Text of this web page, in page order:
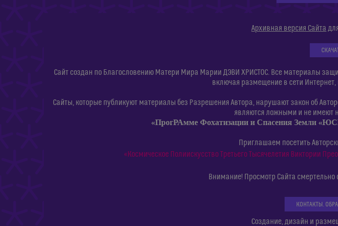
Архивная версия Сайта
Сайт создан по Благословению Матери Мира Марии ДЭВИ ХРИСТОС. Все материалы
включая размещение в сети
Сайты, которые публикуют материалы без Разрешения Автора, нарушают закон об
являются ложными и не имеют
«ПрогРАмме Фохатизации и Спасения
Приглашаем посетить
«Космическое Полиискусство Третьего Тысячелетия Виктории
Внимание! Просмотр Сайта смертельно
КОНТАКТЫ.
Создание, дизайн и